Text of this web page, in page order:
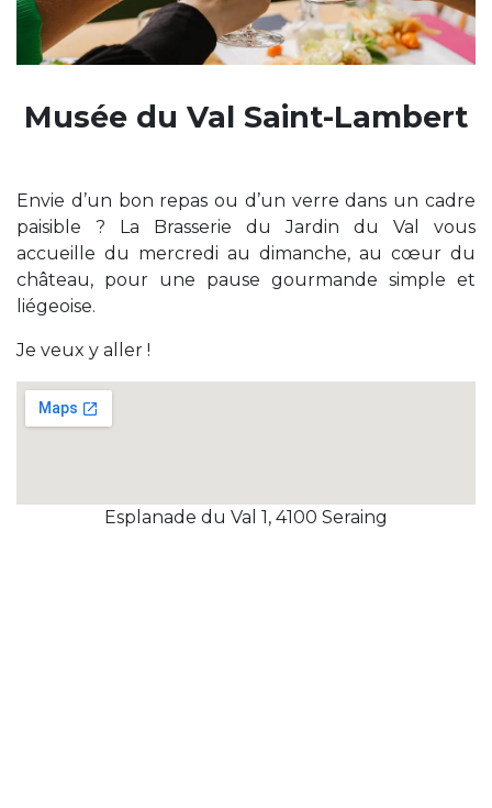
Musée du Val Saint-Lambert
Envie d’un bon repas ou d’un verre dans un cadre
paisible ? La Brasserie du Jardin du Val vous
accueille du mercredi au dimanche, au cœur du
château, pour une pause gourmande simple et
liégeoise.
Je veux y aller !
Esplanade du Val 1, 4100 Seraing